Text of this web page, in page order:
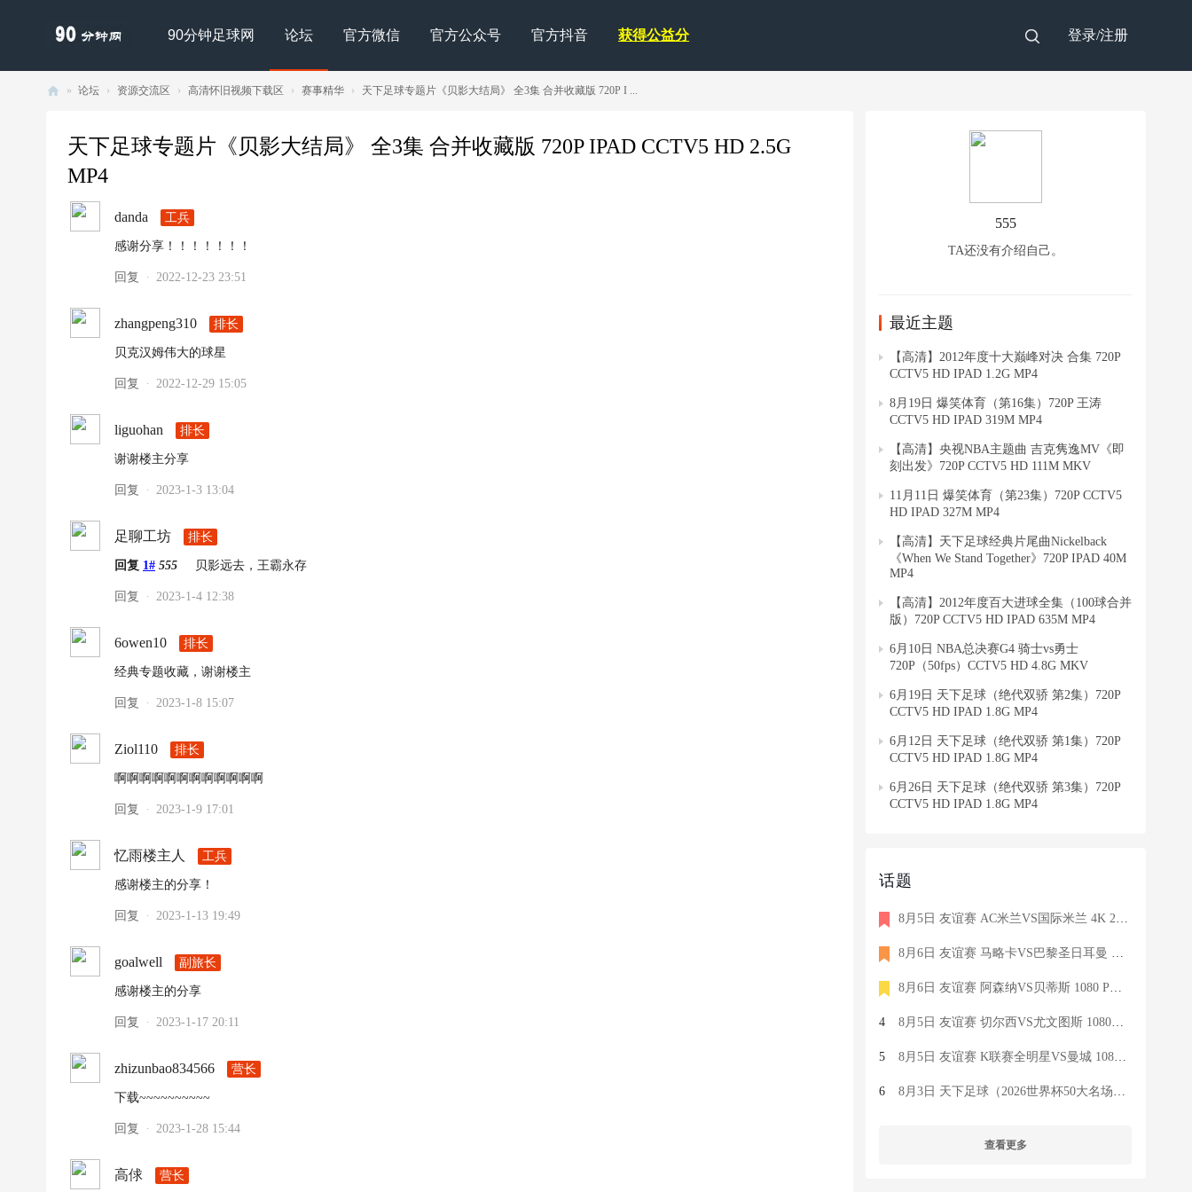
90分钟足球网 论坛 官方微信 官方公众号 官方抖音 获得公益分 登录/注册
» 论坛 › 资源交流区 › 高清怀旧视频下载区 › 赛事精华 › 天下足球专题片《贝影大结局》 全3集 合并收藏版 720P I ...
天下足球专题片《贝影大结局》 全3集 合并收藏版 720P IPAD CCTV5 HD 2.5G
MP4
danda 工兵
感谢分享！！！！！！！
回复 · 2022-12-23 23:51
zhangpeng310 排长
贝克汉姆伟大的球星
回复 · 2022-12-29 15:05
liguohan 排长
谢谢楼主分享
回复 · 2023-1-3 13:04
足聊工坊 排长
回复 1# 555 贝影远去，王霸永存
回复 · 2023-1-4 12:38
6owen10 排长
经典专题收藏，谢谢楼主
回复 · 2023-1-8 15:07
Ziol110 排长
啊啊啊啊啊啊啊啊啊啊啊啊
回复 · 2023-1-9 17:01
忆雨楼主人 工兵
感谢楼主的分享！
回复 · 2023-1-13 19:49
goalwell 副旅长
感谢楼主的分享
回复 · 2023-1-17 20:11
zhizunbao834566 营长
下载~~~~~~~~~~
回复 · 2023-1-28 15:44
高俅 营长
555
TA还没有介绍自己。
最近主题
【高清】2012年度十大巅峰对决 合集 720P
CCTV5 HD IPAD 1.2G MP4
8月19日 爆笑体育（第16集）720P 王涛
CCTV5 HD IPAD 319M MP4
【高清】央视NBA主题曲 吉克隽逸MV《即
刻出发》720P CCTV5 HD 111M MKV
11月11日 爆笑体育（第23集）720P CCTV5
HD IPAD 327M MP4
【高清】天下足球经典片尾曲Nickelback
《When We Stand Together》720P IPAD 40M
MP4
【高清】2012年度百大进球全集（100球合并
版）720P CCTV5 HD IPAD 635M MP4
6月10日 NBA总决赛G4 骑士vs勇士
720P（50fps）CCTV5 HD 4.8G MKV
6月19日 天下足球（绝代双骄 第2集）720P
CCTV5 HD IPAD 1.8G MP4
6月12日 天下足球（绝代双骄 第1集）720P
CCTV5 HD IPAD 1.8G MP4
6月26日 天下足球（绝代双骄 第3集）720P
CCTV5 HD IPAD 1.8G MP4
话题
8月5日 友谊赛 AC米兰VS国际米兰 4K 2160P 荷语 ZIGGO HD 19G TS
8月6日 友谊赛 马略卡VS巴黎圣日耳曼 1080 SKY 德语 6.9G TS
8月6日 友谊赛 阿森纳VS贝蒂斯 1080 PRE 英语 9.1G TS
4 8月5日 友谊赛 切尔西VS尤文图斯 1080P 国语 MIGU HD 6.9G MP4
5 8月5日 友谊赛 K联赛全明星VS曼城 1080P 国语 MIGU HD 7.1G MP4
6 8月3日 天下足球（2026世界杯50大名场面）1080P 国语 CCTV5 HD 6
查看更多